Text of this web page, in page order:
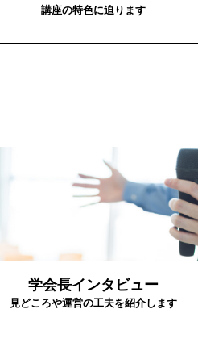
講座の特色に迫ります
学会長インタビュー
見どころや運営の工夫を紹介します